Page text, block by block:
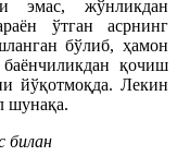
эмас, жўнликдан
ўтган асрнинг
бўлиб, ҳамон
қочиш
йўқотмоқда. Лекин
шунақа.
билан